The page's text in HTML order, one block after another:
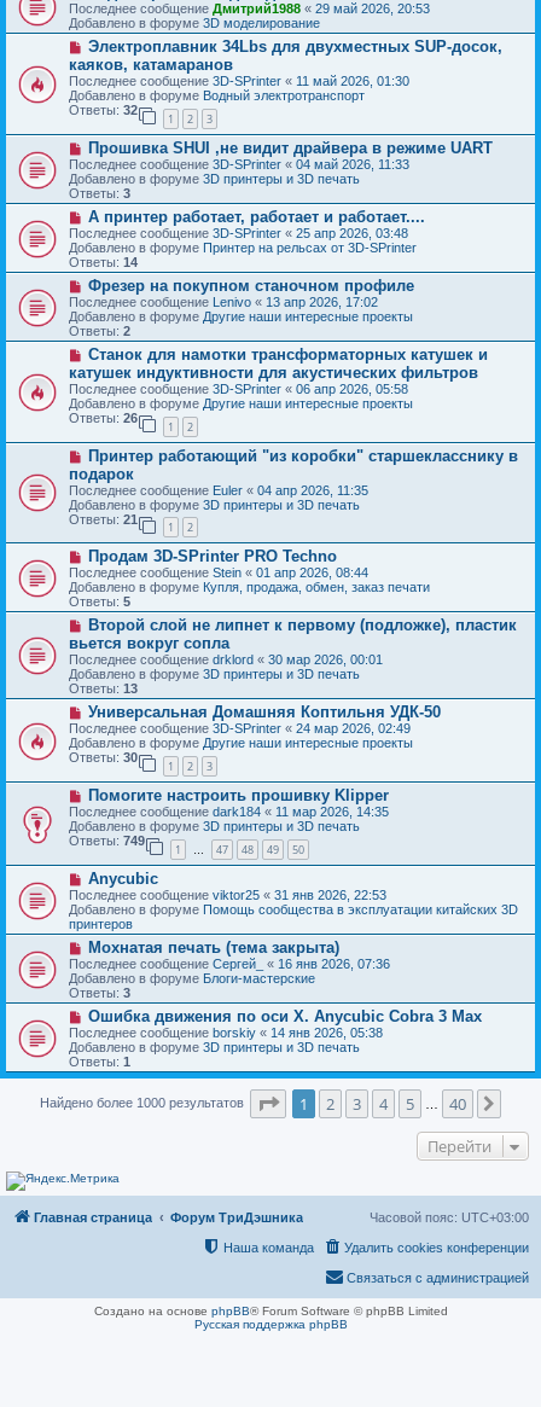
е
о
б
щ
е
н
и
е
о
в
о
е
с
о
о
б
е
и
е
Последнее сообщение Дмитрий1988 « 29 май 2026, 20:53
Добавлено в форуме 3D моделирование
Н
в
о
е
с
о
б
щ
е
н
и
е
Электроплавник 34Lbs для двухместных SUP-досок,
каяков, катамаранов
Последнее сообщение 3D-SPrinter « 11 май 2026, 01:30
Добавлено в форуме Водный электротранспорт
Ответы: 32
1 2 3
Н
о
в
о
е
с
о
о
б
щ
е
н
и
е
Прошивка SHUI ,не видит драйвера в режиме UART
Последнее сообщение 3D-SPrinter « 04 май 2026, 11:33
Добавлено в форуме 3D принтеры и 3D печать
Ответы: 3
Н
о
в
о
е
с
о
о
б
щ
е
н
и
е
А принтер работает, работает и работает....
Последнее сообщение 3D-SPrinter « 25 апр 2026, 03:48
Добавлено в форуме Принтер на рельсах от 3D-SPrinter
Ответы: 14
Н
о
в
о
е
с
о
о
б
щ
е
н
е
Фрезер на покупном станочном профиле
Последнее сообщение Lenivo « 13 апр 2026, 17:02
Добавлено в форуме Другие наши интересные проекты
Ответы: 2
Н
в
о
е
с
о
щ
е
н
и
е
Станок для намотки трансформаторных катушек и
катушек индуктивности для акустических фильтров
Последнее сообщение 3D-SPrinter « 06 апр 2026, 05:58
Добавлено в форуме Другие наши интересные проекты
Ответы: 26
1 2
Н
в
о
е
с
о
о
б
щ
е
н
е
Принтер работающий "из коробки" старшекласснику в
подарок
Последнее сообщение Euler « 04 апр 2026, 11:35
Добавлено в форуме 3D принтеры и 3D печать
Ответы: 21
1 2
Н
о
в
о
е
о
о
б
щ
е
н
и
е
Продам 3D-SPrinter PRO Techno
Последнее сообщение Stein « 01 апр 2026, 08:44
Добавлено в форуме Купля, продажа, обмен, заказ печати
Ответы: 5
Н
в
о
е
с
о
о
б
щ
н
е
Второй слой не липнет к первому (подложке), пластик
вьется вокруг сопла
Последнее сообщение drklord « 30 мар 2026, 00:01
Добавлено в форуме 3D принтеры и 3D печать
Ответы: 13
Н
о
в
о
с
о
б
щ
н
и
е
Универсальная Домашняя Коптильня УДК-50
Последнее сообщение 3D-SPrinter « 24 мар 2026, 02:49
Добавлено в форуме Другие наши интересные проекты
Ответы: 30
1 2 3
Н
о
в
о
е
с
о
о
б
щ
е
н
и
е
Помогите настроить прошивку Klipper
Последнее сообщение dark184 « 11 мар 2026, 14:35
Добавлено в форуме 3D принтеры и 3D печать
Ответы: 749
1 … 47 48 49 50
Н
о
в
о
е
о
о
б
щ
е
н
и
е
Anycubic
Последнее сообщение viktor25 « 31 янв 2026, 22:53
Добавлено в форуме Помощь сообщества в эксплуатации китайских 3D
принтеров
Н
о
в
о
е
с
о
о
б
щ
н
Мохнатая печать (тема закрыта)
Последнее сообщение Сергей_ « 16 янв 2026, 07:36
Добавлено в форуме Блоги-мастерские
Ответы: 3
Н
о
в
о
е
о
и
Ошибка движения по оси Х. Anycubic Cobra 3 Max
Последнее сообщение borskiy « 14 янв 2026, 05:38
Добавлено в форуме 3D принтеры и 3D печать
Ответы: 1
Найдено более 1000 результатов Страница1 из
1 2 3 4 5 40
Перейти
Главная страница Форум ТриДэшника Часовой пояс: UTC+03:00
Удалить cookies конференции
Наша команда
Связаться с администрацией
Создано на основе phpBB® Forum Software © phpBB Limited
Русская поддержка phpBB